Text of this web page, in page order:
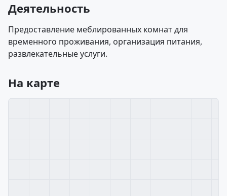
Деятельность
Предоставление меблированных комнат для
временного проживания, организация питания,
развлекательные услуги.
На карте